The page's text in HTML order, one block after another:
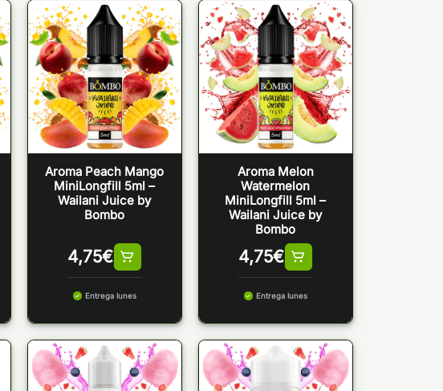
Aroma Peach Mango
MiniLongfill 5ml –
Wailani Juice by
Bombo
4,75€
Entrega lunes
Aroma Melon
Watermelon
MiniLongfill 5ml –
Wailani Juice by
Bombo
4,75€
Entrega lunes